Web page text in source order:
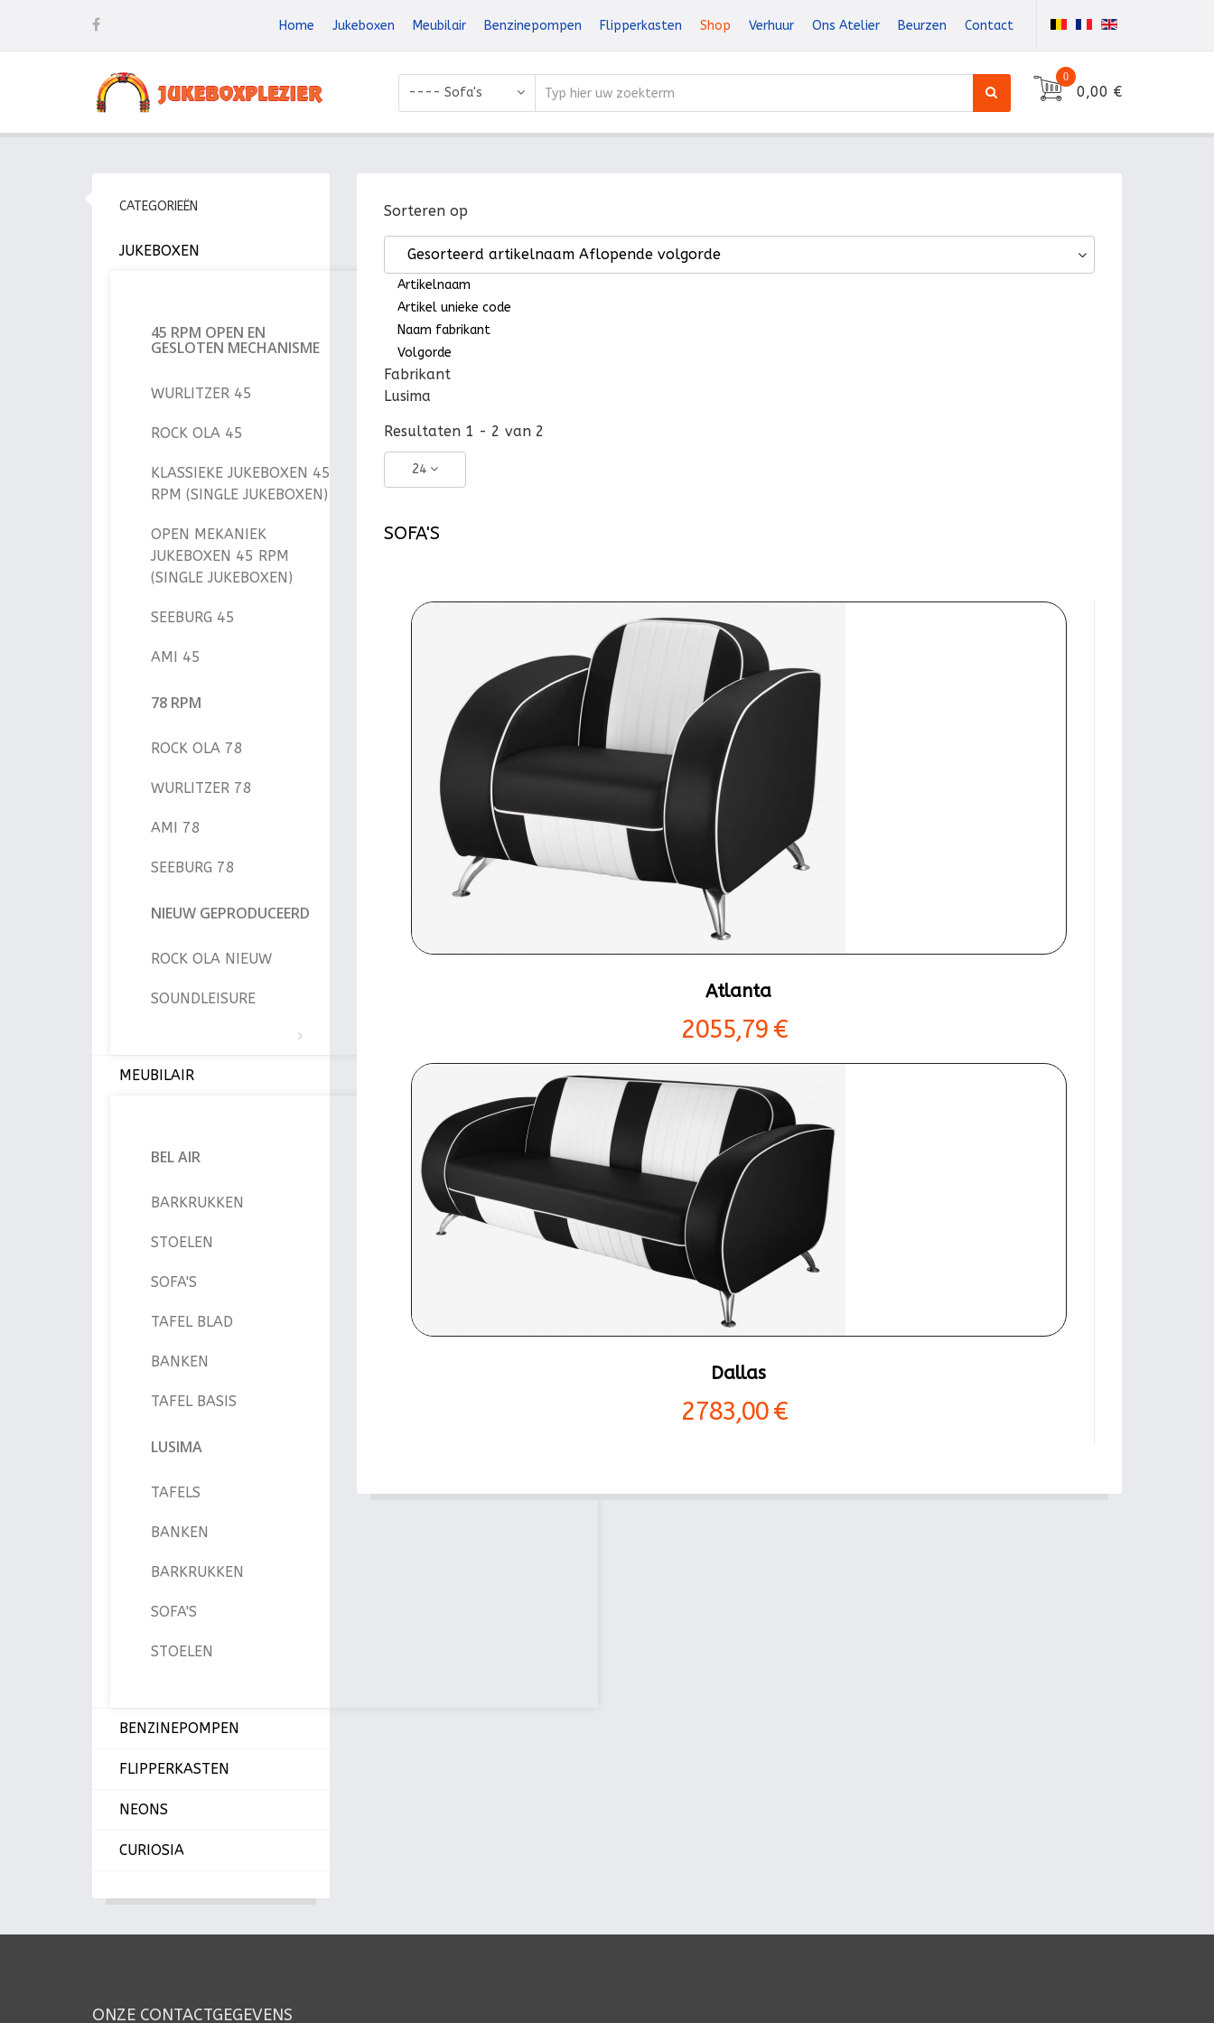
Home Jukeboxen Meubilair Benzinepompen Flipperkasten Shop Verhuur Ons Atelier Beurzen Contact
0
0,00 €
---- Sofa's
CATEGORIEËN
JUKEBOXEN
45 RPM OPEN EN
GESLOTEN MECHANISME
WURLITZER 45
ROCK OLA 45
KLASSIEKE JUKEBOXEN 45
RPM (SINGLE JUKEBOXEN)
OPEN MEKANIEK
JUKEBOXEN 45 RPM
(SINGLE JUKEBOXEN)
SEEBURG 45
AMI 45
78 RPM
ROCK OLA 78
WURLITZER 78
AMI 78
SEEBURG 78
NIEUW GEPRODUCEERD
ROCK OLA NIEUW
SOUNDLEISURE
MEUBILAIR
BEL AIR
BARKRUKKEN
STOELEN
SOFA'S
TAFEL BLAD
BANKEN
TAFEL BASIS
LUSIMA
TAFELS
BANKEN
BARKRUKKEN
SOFA'S
STOELEN
BENZINEPOMPEN
FLIPPERKASTEN
NEONS
CURIOSIA
Sorteren op
Gesorteerd artikelnaam Aflopende volgorde
Artikelnaam
Artikel unieke code
Naam fabrikant
Volgorde
Fabrikant
Lusima
Resultaten 1 - 2 van 2
24
SOFA'S
Atlanta
2055,79 €
Dallas
2783,00 €
ONZE CONTACTGEGEVENS